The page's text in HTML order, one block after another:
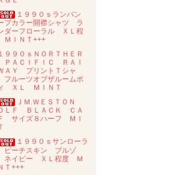
１９９０ｓランバン
プカラー開襟シャツ ラ
ダーフローラル ＸＬ程
ＩＮＴ+++
９９０ｓＮＯＲＴＨＥＲ
ＰＡＣＩＦＩＣ ＲＡＩ
ＡＹ プリントＴシャ
ルーツオブザルームボ
ＸＬ ＭＩＮＴ
ＪＭ.ＷＥＳＴＯＮ
ＬＦ ＢＬＡＣＫ ＣＡ
サイズ８ハーフ ＭＩ
１９９０ｓサンローラ
ーチスキン ブルゾ
イビー ＸＬ程度 Ｍ
Ｔ+++